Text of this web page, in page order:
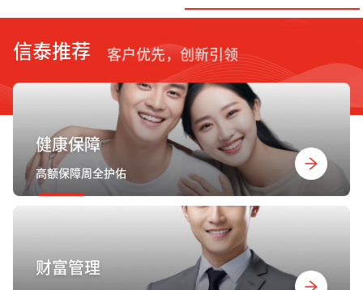
信泰推荐 客户优先，创新引领
健康保障
高额保障周全护佑
财富管理